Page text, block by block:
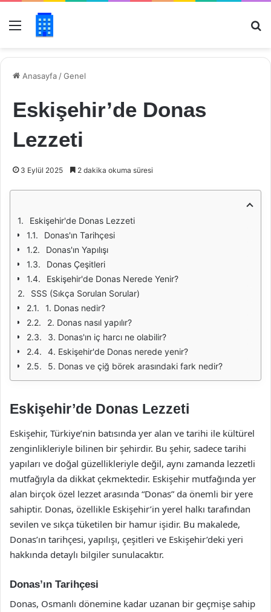
Menü
Anasayfa /Genel
Eskişehir’de Donas
Lezzeti
3 Eylül 2025 2 dakika okuma süresi
Eskişehir'de Donas Lezzeti
Donas'ın Tarihçesi
Donas'ın Yapılışı
Donas Çeşitleri
Eskişehir'de Donas Nerede Yenir?
SSS (Sıkça Sorulan Sorular)
1. Donas nedir?
2. Donas nasıl yapılır?
3. Donas'ın iç harcı ne olabilir?
4. Eskişehir'de Donas nerede yenir?
5. Donas ve çiğ börek arasındaki fark nedir?
Eskişehir’de Donas Lezzeti
Eskişehir, Türkiye’nin batısında yer alan ve tarihi ile kültürel
zenginlikleriyle bilinen bir şehirdir. Bu şehir, sadece tarihi
yapıları ve doğal güzellikleriyle değil, aynı zamanda lezzetli
mutfağıyla da dikkat çekmektedir. Eskişehir mutfağında yer
alan birçok özel lezzet arasında “Donas” da önemli bir yere
sahiptir. Donas, özellikle Eskişehir’in yerel halkı tarafından
sevilen ve sıkça tüketilen bir hamur işidir. Bu makalede,
Donas’ın tarihçesi, yapılışı, çeşitleri ve Eskişehir’deki yeri
hakkında detaylı bilgiler sunulacaktır.
Donas’ın Tarihçesi
Donas, Osmanlı dönemine kadar uzanan bir geçmişe sahip